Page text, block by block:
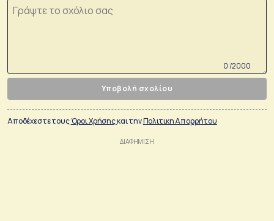
0 /2000
Υποβολή σχολίου
Αποδέχεστε τουςΌροι Χρήσηςκαι τηνΠολιτικη Απορρήτου